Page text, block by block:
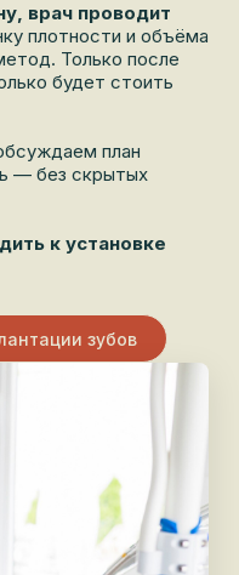
врач проводит
плотности и объёма
Только после
будет стоить
план
— без скрытых
к установке
зубов